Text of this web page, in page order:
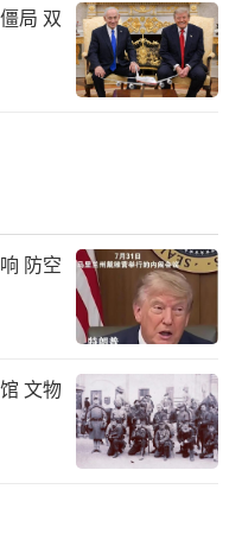
局 双
防空
文物